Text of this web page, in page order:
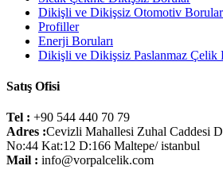
Dikişli ve Dikişsiz Otomotiv
Profiller
Enerji Boruları
Dikişli ve Dikişsiz Paslanmaz Çelik
Satış Ofisi
Tel : +90 544 440 70 79
Adres :Cevizli Mahallesi Zuhal Caddesi
No:44 Kat:12 D:166 Maltepe/ istanbul
Mail : info@vorpalcelik.com